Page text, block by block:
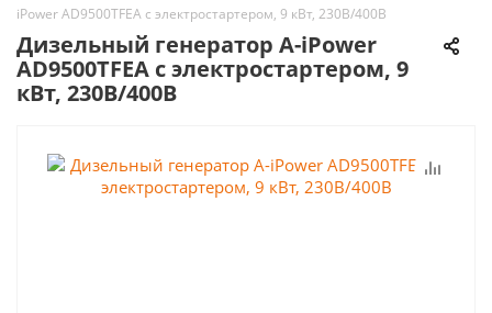
iPower AD9500TFEA с электростартером, 9 кВт, 230В/400В
Дизельный генератор A-iPower
AD9500TFEA с электростартером, 9
кВт, 230В/400В